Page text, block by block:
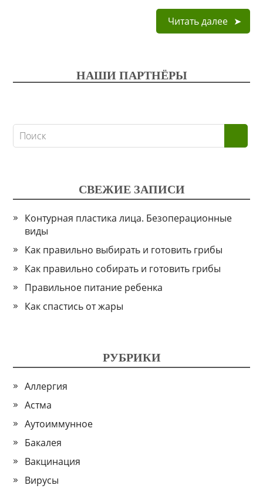
Читать далее
НАШИ ПАРТНЁРЫ
СВЕЖИЕ ЗАПИСИ
Контурная пластика лица. Безоперационные
виды
Как правильно выбирать и готовить грибы
Как правильно собирать и готовить грибы
Правильное питание ребенка
Как спастись от жары
РУБРИКИ
Аллергия
Астма
Аутоиммунное
Бакалея
Вакцинация
Вирусы